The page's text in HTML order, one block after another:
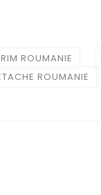
ROUMANIE
ROUMANIE